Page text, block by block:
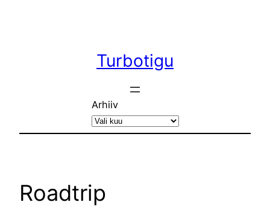
Turbotigu
Arhiiv
Roadtrip